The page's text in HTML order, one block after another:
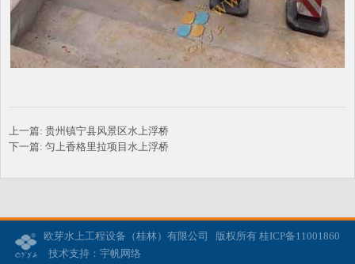
上一篇: 贵州镇宁县风景区水上浮桥
下一篇: 匀上香格里拉项目水上浮桥
欧芽水上工程设备（桂林）有限公司 版权所有 桂ICP备11001860
技术支持：宇帆网络